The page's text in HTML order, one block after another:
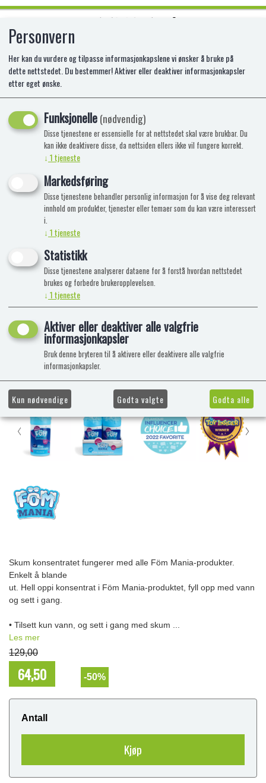
FOM REFILLS - SKUM REFILL
Fom Refill – Skum konsentrat 355 ml
Kampanje -50%
Skum konsentratet fungerer med alle Föm Mania-produkter.
Enkelt å blande
ut. Hell oppi konsentrat i Föm Mania-produktet, fyll opp med vann
og sett i gang.
• Tilsett kun vann, og sett i gang med skum ...
Les mer
129,00
64,50 -50%
Antall
Kjøp
Personvern
Her kan du vurdere og tilpasse informasjonkapslene vi ønsker å bruke på
dette nettstedet. Du bestemmer! Aktiver eller deaktiver informasjonkapsler
etter eget ønske.
Funksjonelle(nødvendig)
Disse tjenestene er essensielle for at nettstedet skal være brukbar. Du
kan ikke deaktivere disse, da nettsiden ellers ikke vil fungere korrekt.
↓ 1tjeneste
Markedsføring
Disse tjenestene behandler personlig informasjon for å vise deg relevant
innhold om produkter, tjenester eller temaer som du kan være interessert
i.
↓ 1tjeneste
Statistikk
Disse tjenestene analyserer dataene for å forstå hvordan nettstedet
brukes og forbedre brukeropplevelsen.
↓ 1tjeneste
Aktiver eller deaktiver alle valgfrie
informasjonkapsler
Bruk denne bryteren til å aktivere eller deaktivere alle valgfrie
informasjonkapsler.
Kun nødvendige Godta valgte Godta alle